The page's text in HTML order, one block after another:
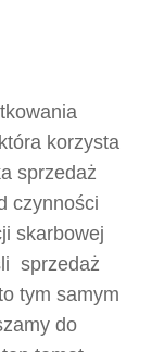
korzysta
sprzedaż
czynności
skarbowej
sprzedaż
tym samym
do